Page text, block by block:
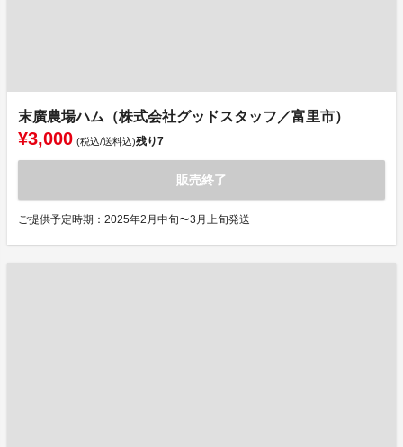
末廣農場ハム（株式会社グッドスタッフ／富里市）
¥3,000 (税込/送料込)残り7
販売終了
ご提供予定時期：2025年2月中旬〜3月上旬発送